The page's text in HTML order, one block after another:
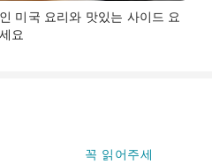
미국 요리와 맛있는 사이드 요
요
꼭 읽어주세